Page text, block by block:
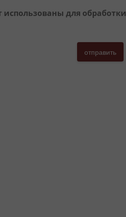
использованы для обработки
отправить